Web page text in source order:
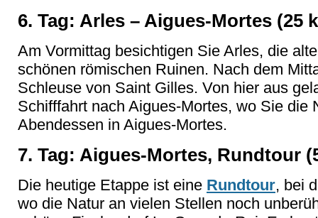
6. Tag: Arles – Aigues-Mortes (25
Am Vormittag besichtigen Sie Arles, die
schönen römischen Ruinen. Nach dem
Schleuse von Saint Gilles. Von hier aus
Schifffahrt nach Aigues-Mortes, wo Sie die
Abendessen in Aigues-Mortes.
7. Tag: Aigues-Mortes, Rundtour
Die heutige Etappe ist eine Rundtour, bei
wo die Natur an vielen Stellen noch